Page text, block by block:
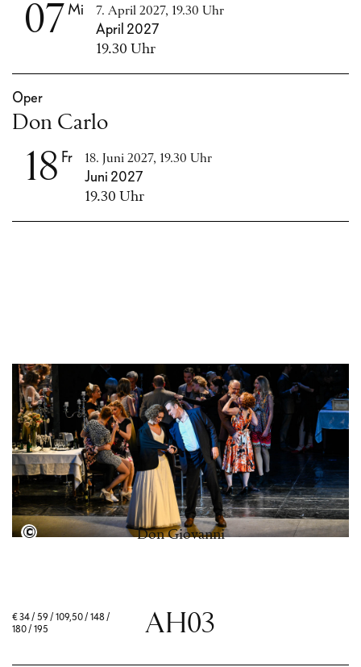
07 Mi 7. April 2027, 19.30 Uhr
April 2027
19.30 Uhr
18 Fr 18. Juni 2027, 19.30 Uhr
Juni 2027
19.30 Uhr
Don Carlo
Oper
Semperoper Dresden, Foto: Sebastian Hoppe
Don Giovanni
€34 / 59 / 109,50 / 148 /
180 / 195
AH03